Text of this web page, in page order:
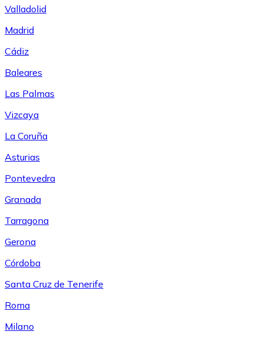
Valladolid
Madrid
Cádiz
Baleares
Las Palmas
Vizcaya
La Coruña
Asturias
Pontevedra
Granada
Tarragona
Gerona
Córdoba
Santa Cruz de Tenerife
Roma
Milano